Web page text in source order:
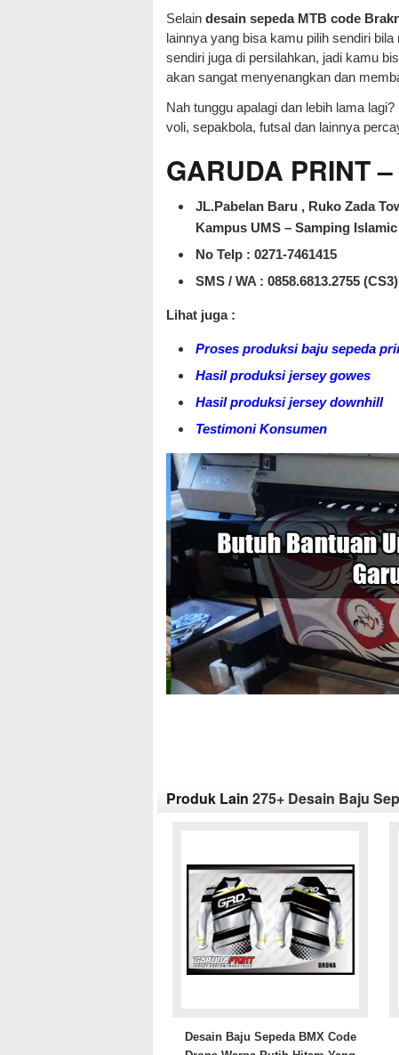
Selain desain sepeda MTB code
lainnya yang bisa kamu pilih sendiri
sendiri juga di persilahkan, jadi kamu
akan sangat menyenangkan dan
Nah tunggu apalagi dan lebih lama
voli, sepakbola, futsal dan lainnya
GARUDA PRINT
JL.Pabelan Baru , Ruko Zada
Kampus UMS – Samping
No Telp : 0271-7461415
SMS / WA : 0858.6813.2755 (CS3)
Lihat juga :
Proses produksi baju sepeda
Hasil produksi jersey gowes
Hasil produksi jersey downhill
Testimoni Konsumen
Produk Lain 275+ Desain Baju
Desain Baju Sepeda BMX Code